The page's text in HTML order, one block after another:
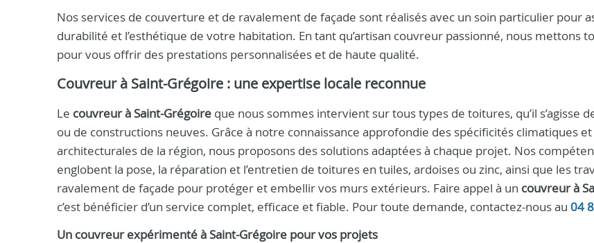
Nos services de couverture et de ravalement de façade sont réalisés avec un soin particulier pour
durabilité et l’esthétique de votre habitation. En tant qu’artisan couvreur passionné, nous mettons
pour vous offrir des prestations personnalisées et de haute qualité.
Couvreur à Saint-Grégoire : une expertise locale reconnue
Le couvreur à Saint-Grégoire que nous sommes intervient sur tous types de toitures, qu’il s’agisse
ou de constructions neuves. Grâce à notre connaissance approfondie des spécificités climatiques et
architecturales de la région, nous proposons des solutions adaptées à chaque projet. Nos
englobent la pose, la réparation et l’entretien de toitures en tuiles, ardoises ou zinc, ainsi que les
ravalement de façade pour protéger et embellir vos murs extérieurs. Faire appel à un couvreur à
c’est bénéficier d’un service complet, efficace et fiable. Pour toute demande, contactez-nous au 04
Un couvreurexpérimenté àSaint-Grégoire pour vos projets